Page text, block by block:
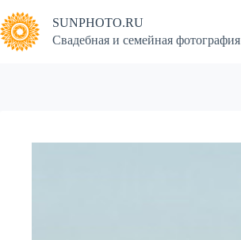
к
сути
SUNPHOTO.RU
Свадебная и семейная фотография